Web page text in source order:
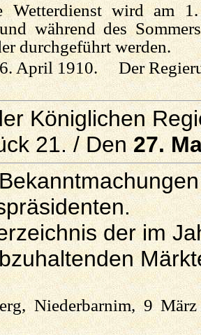
Wetterdienst wird am
während des
durchgeführt werden.
April 1910. Der
Königlichen
21. / Den27.
der im
Niederbarnim, 9